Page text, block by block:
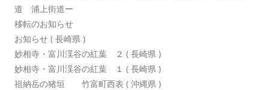
道 浦上街道ー
移転のお知らせ
お知らせ ( 長崎県 )
妙相寺・富川渓谷の紅葉 ２ ( 長崎県 )
妙相寺・富川渓谷の紅葉 １ ( 長崎県 )
祖納岳の猪垣 竹富町西表 ( 沖縄県 )